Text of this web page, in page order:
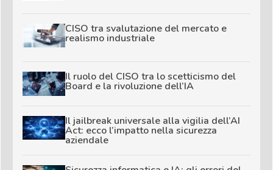
CISO tra svalutazione del mercato e
realismo industriale
Il ruolo del CISO tra lo scetticismo del
Board e la rivoluzione dell’IA
Il jailbreak universale alla vigilia dell’AI
Act: ecco l’impatto nella sicurezza
aziendale